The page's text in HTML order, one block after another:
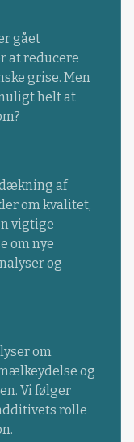
gået
at reducere
grise. Men
helt at
af
om kvalitet,
vigtige
om nye
og
om
og
Vi følger
rolle